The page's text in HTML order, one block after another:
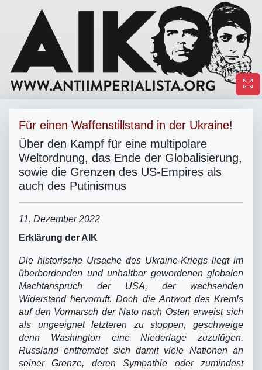
Für einen Waffenstillstand in der Ukraine!
Über den Kampf für eine multipolare
Weltordnung, das Ende der Globalisierung,
sowie die Grenzen des US-Empires als
auch des Putinismus
11. Dezember 2022
Erklärung der AIK
Die historische Ursache des Ukraine-Kriegs liegt im
überbordenden und unhaltbar gewordenen globalen
Machtanspruch der USA, der wachsenden
Widerstand hervorruft. Doch die Antwort des Kremls
auf den Vormarsch der Nato nach Osten erweist sich
als ungeeignet letzteren zu stoppen, geschweige
denn Washington eine Niederlage zuzufügen.
Russland entfremdet sich damit viele Nationen an
seiner Grenze, deren Sympathie oder zumindest